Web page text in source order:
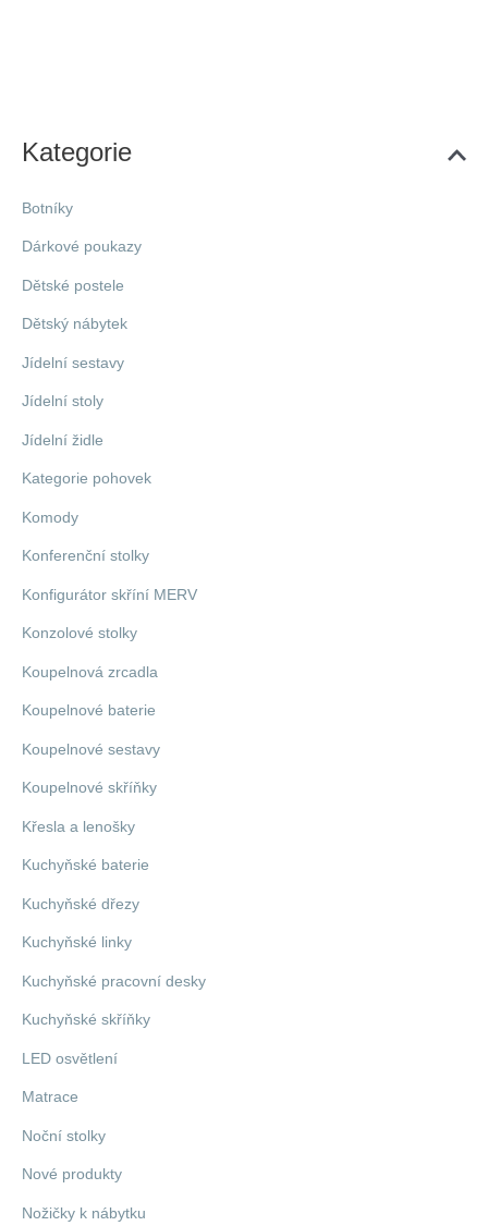
Kategorie
Botníky
Dárkové poukazy
Dětské postele
Dětský nábytek
Jídelní sestavy
Jídelní stoly
Jídelní židle
Kategorie pohovek
Komody
Konferenční stolky
Konfigurátor skříní MERV
Konzolové stolky
Koupelnová zrcadla
Koupelnové baterie
Koupelnové sestavy
Koupelnové skříňky
Křesla a lenošky
Kuchyňské baterie
Kuchyňské dřezy
Kuchyňské linky
Kuchyňské pracovní desky
Kuchyňské skříňky
LED osvětlení
Matrace
Noční stolky
Nové produkty
Nožičky k nábytku